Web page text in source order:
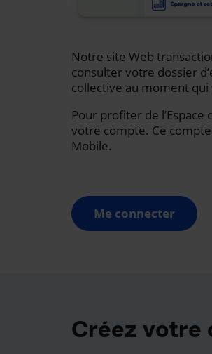
Notre site Web
consulter votre dossier
collective au moment qui
Pour profiter de l’Espace
votre compte. Ce
Mobile.
Me connecter
Créez votre